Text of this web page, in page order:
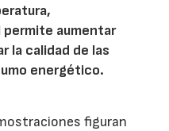
aumentar
la calidad de las
energético.
figuran